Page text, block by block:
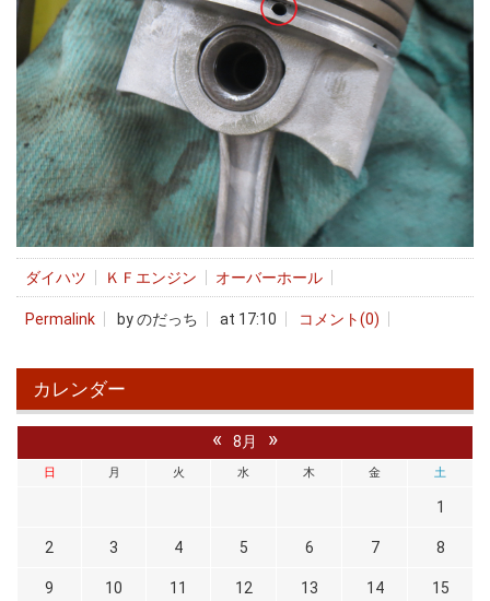
ダイハツ ＫＦエンジン オーバーホール
Permalink by のだっち at 17:10 コメント(0)
カレンダー
« 8月 »
日 月 火 水 木 金 土
1
2 3 4 5 6 7 8
9 10 11 12 13 14 15